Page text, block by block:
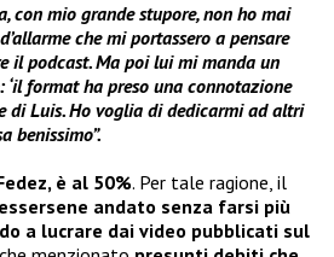
con mio grande stupore, non ho mai
che mi portassero a pensare
il podcast. Ma poi lui mi manda un
‘il format ha preso una connotazione
di Luis. Ho voglia di dedicarmi ad altri
benissimo”.
è al 50%. Per tale ragione, il
andato senza farsi più
a lucrare dai video pubblicati sul